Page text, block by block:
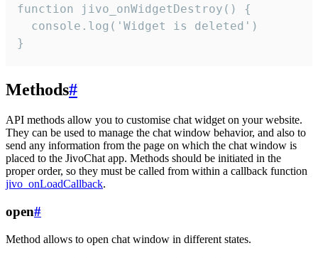
function jivo_onWidgetDestroy() {
  console.log('Widget is deleted')
}
Methods#
API methods allow you to customise chat widget on your website.
They can be used to manage the chat window behavior, and also to
send any information from the page on which the chat window is
placed to the JivoChat app. Methods should be initiated in the
proper order, so they must be called from within a callback function
jivo_onLoadCallback.
open#
Method allows to open chat window in different states.